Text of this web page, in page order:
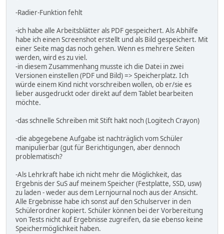
-Radier-Funktion fehlt
-ich habe alle Arbeitsblätter als PDF gespeichert. Als Abhilfe
habe ich einen Screenshot erstellt und als Bild gespeichert. Mit
einer Seite mag das noch gehen. Wenn es mehrere Seiten
werden, wird es zu viel.
-in diesem Zusammenhang musste ich die Datei in zwei
Versionen einstellen (PDF und Bild) => Speicherplatz. Ich
würde einem Kind nicht vorschreiben wollen, ob er/sie es
lieber ausgedruckt oder direkt auf dem Tablet bearbeiten
möchte.
-das schnelle Schreiben mit Stift hakt noch (Logitech Crayon)
-die abgegebene Aufgabe ist nachträglich vom Schüler
manipulierbar (gut für Berichtigungen, aber dennoch
problematisch?
-Als Lehrkraft habe ich nicht mehr die Möglichkeit, das
Ergebnis der SuS auf meinem Speicher (Festplatte, SSD, usw)
zu laden - weder aus dem Lernjournal noch aus der Ansicht.
Alle Ergebnisse habe ich sonst auf den Schulserver in den
Schülerordner kopiert. Schüler können bei der Vorbereitung
von Tests nicht auf Ergebnisse zugreifen, da sie ebenso keine
Speichermöglichkeit haben.